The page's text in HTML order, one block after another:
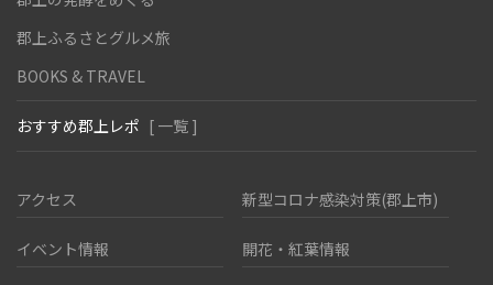
郡上ふるさとグルメ旅
BOOKS & TRAVEL
おすすめ郡上レポ [ 一覧 ]
アクセス 新型コロナ感染対策(郡上市)
イベント情報 開花・紅葉情報